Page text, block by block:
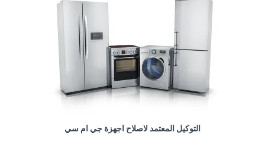
التوكيل المعتمد لاصلاح اجهزة جي ام سي